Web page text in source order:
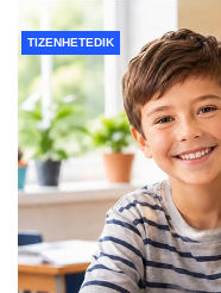
TIZENHETEDIK